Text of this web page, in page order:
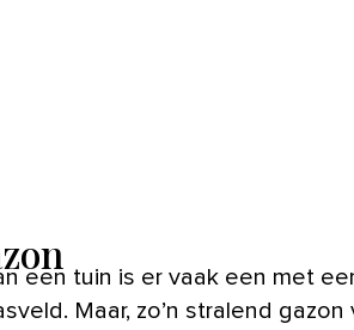
Maar, zo’n stralend